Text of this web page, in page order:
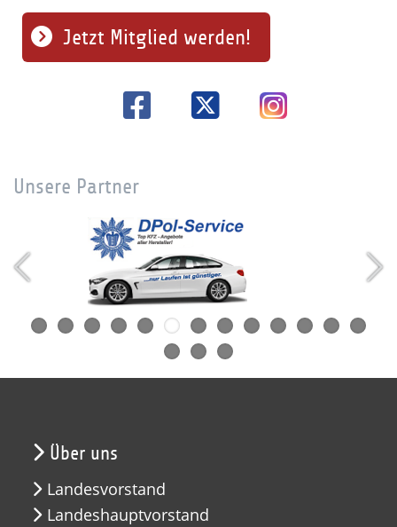
Jetzt Mitglied werden!
Unsere Partner
Über uns
Landesvorstand
Landeshauptvorstand